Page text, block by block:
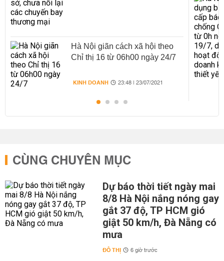
Hà Nội giãn cách xã hội theo
Chỉ thị 16 từ 06h00 ngày 24/7
KINH DOANH 23:48 | 23/07/2021
CÙNG CHUYÊN MỤC
Dự báo thời tiết ngày mai
8/8 Hà Nội nắng nóng gay
gắt 37 độ, TP HCM gió
giật 50 km/h, Đà Nẵng có
mưa
ĐÔ THỊ 6 giờ trước